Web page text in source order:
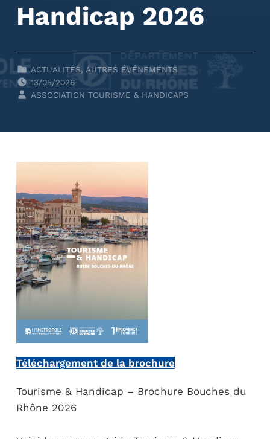
Handicap 2026
ACTUALITÉS, AUTRES ÉVÉNEMENTS
POSTED ON:
13/05/2026
WRITTEN BY:
ASSOCIATION TOURISME & HANDICAPS
Téléchargement de la brochure
Tourisme & Handicap – Brochure Bouches du
Rhône 2026